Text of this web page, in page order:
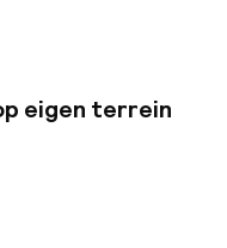
eigen terrein